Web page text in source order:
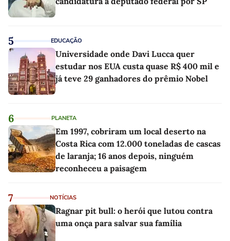
5 EDUCAÇÃO
Universidade onde Davi Lucca quer
estudar nos EUA custa quase R$ 400 mil e
já teve 29 ganhadores do prêmio Nobel
6 PLANETA
Em 1997, cobriram um local deserto na
Costa Rica com 12.000 toneladas de cascas
de laranja; 16 anos depois, ninguém
reconheceu a paisagem
7 NOTÍCIAS
Ragnar pit bull: o herói que lutou contra
uma onça para salvar sua família